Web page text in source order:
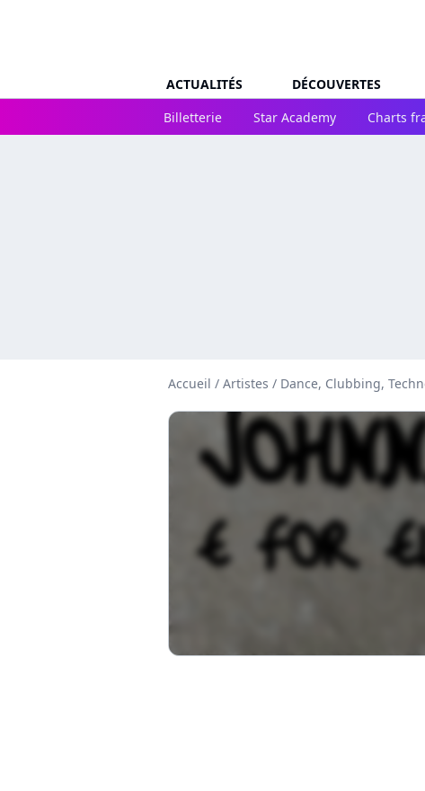
ACTUALITÉS DÉCOUVERTES
Billetterie
Star Academy Charts
Accueil / Artistes / Dance, Clubbing,